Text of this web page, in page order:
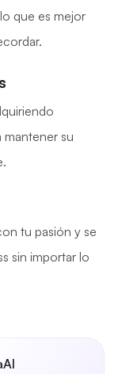
que es mejor
mantener su
tu pasión y se
sin importar lo